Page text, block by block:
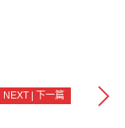
NEXT | 下一篇